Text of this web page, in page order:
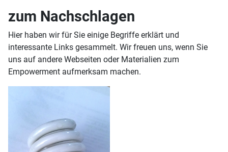
zum Nachschlagen
Hier haben wir für Sie einige Begriffe erklärt und
interessante Links gesammelt. Wir freuen uns, wenn Sie
uns auf andere Webseiten oder Materialien zum
Empowerment aufmerksam machen.